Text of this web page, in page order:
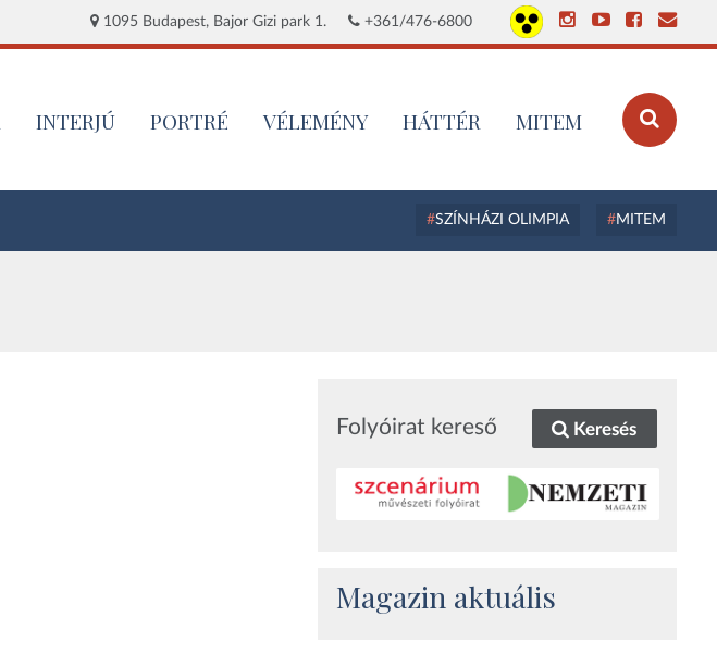
1095 Budapest, Bajor Gizi park 1. +361/476-6800
INTERJÚ PORTRÉ VÉLEMÉNY HÁTTÉR MITEM
SZÍNHÁZI OLIMPIA MITEM
Folyóirat kereső Keresés
Magazin aktuális